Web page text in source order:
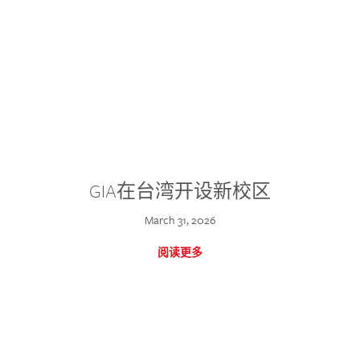
GIA在台湾开设新校区
March 31, 2026
阅读更多